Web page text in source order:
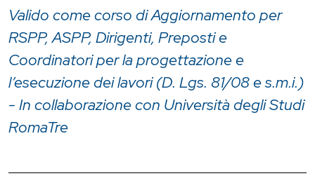
Valido come corso di Aggiornamento per
RSPP, ASPP, Dirigenti, Preposti e
Coordinatori per la progettazione e
l’esecuzione dei lavori (D. Lgs. 81/08 e s.m.i.)
- In collaborazione con Università degli Studi
RomaTre